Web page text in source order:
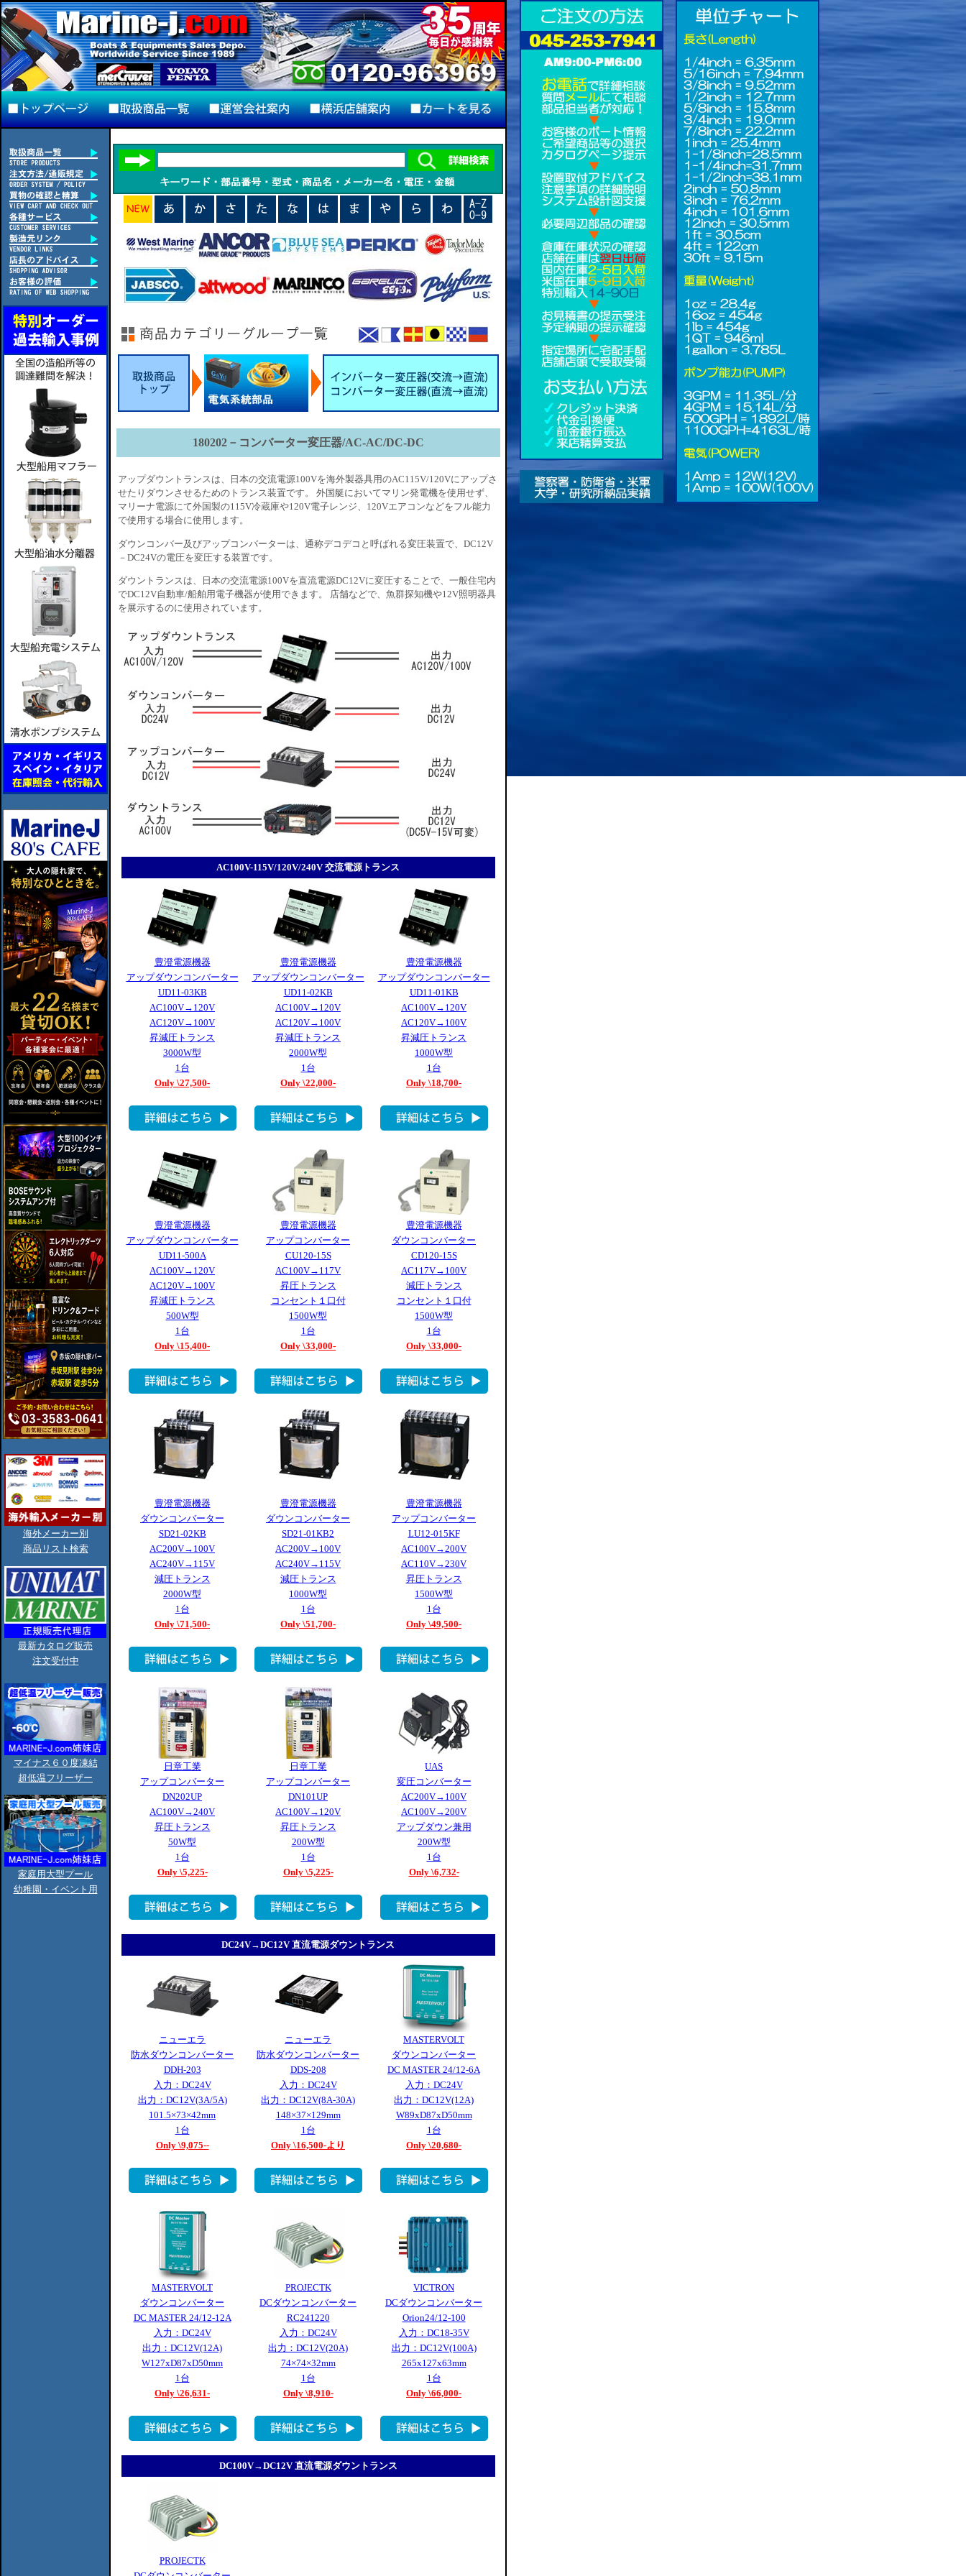
海外メーカー別
商品リスト検索
最新カタログ販売
注文受付中
マイナス６０度凍結
超低温フリーザー
家庭用大型プール
幼稚園・イベント用
180202－コンバーター変圧器/AC-AC/DC-DC
アップダウントランスは、日本の交流電源100Vを海外製器具用のAC115V/120Vにアップさ
せたりダウンさせるためのトランス装置です。 外国艇においてマリン発電機を使用せず、
マリーナ電源にて外国製の115V冷蔵庫や120V電子レンジ、120Vエアコンなどをフル能力
で使用する場合に使用します。
ダウンコンバー及びアップコンバーターは、通称デコデコと呼ばれる変圧装置で、DC12V
－DC24Vの電圧を変圧する装置です。
ダウントランスは、日本の交流電源100Vを直流電源DC12Vに変圧することで、一般住宅内
でDC12V自動車/船舶用電子機器が使用できます。 店舗などで、魚群探知機や12V照明器具
を展示するのに使用されています。
AC100V-115V/120V/240V 交流電源トランス
豊澄電源機器
アップダウンコンバーター
UD11-03KB
AC100V→120V
AC120V→100V
昇減圧トランス
3000W型
1台
Only \27,500-
豊澄電源機器
アップダウンコンバーター
UD11-02KB
AC100V→120V
AC120V→100V
昇減圧トランス
2000W型
1台
Only \22,000-
豊澄電源機器
アップダウンコンバーター
UD11-01KB
AC100V→120V
AC120V→100V
昇減圧トランス
1000W型
1台
Only \18,700-
豊澄電源機器
アップダウンコンバーター
UD11-500A
AC100V→120V
AC120V→100V
昇減圧トランス
500W型
1台
Only \15,400-
豊澄電源機器
アップコンバーター
CU120-15S
AC100V→117V
昇圧トランス
コンセント１口付
1500W型
1台
Only \33,000-
豊澄電源機器
ダウンコンバーター
CD120-15S
AC117V→100V
減圧トランス
コンセント１口付
1500W型
1台
Only \33,000-
豊澄電源機器
ダウンコンバーター
SD21-02KB
AC200V→100V
AC240V→115V
減圧トランス
2000W型
1台
Only \71,500-
豊澄電源機器
ダウンコンバーター
SD21-01KB2
AC200V→100V
AC240V→115V
減圧トランス
1000W型
1台
Only \51,700-
豊澄電源機器
アップコンバーター
LU12-015KF
AC100V→200V
AC110V→230V
昇圧トランス
1500W型
1台
Only \49,500-
日章工業
アップコンバーター
DN202UP
AC100V→240V
昇圧トランス
50W型
1台
Only \5,225-
日章工業
アップコンバーター
DN101UP
AC100V→120V
昇圧トランス
200W型
1台
Only \5,225-
UAS
変圧コンバーター
AC200V→100V
AC100V→200V
アップダウン兼用
200W型
1台
Only \6,732-
DC24V→DC12V 直流電源ダウントランス
ニューエラ
防水ダウンコンバーター
DDH-203
入力：DC24V
出力：DC12V(3A/5A)
101.5×73×42mm
1台
Only \9,075--
ニューエラ
防水ダウンコンバーター
DDS-208
入力：DC24V
出力：DC12V(8A-30A)
148×37×129mm
1台
Only \16,500-より
MASTERVOLT
ダウンコンバーター
DC MASTER 24/12-6A
入力：DC24V
出力：DC12V(12A)
W89xD87xD50mm
1台
Only \20,680-
MASTERVOLT
ダウンコンバーター
DC MASTER 24/12-12A
入力：DC24V
出力：DC12V(12A)
W127xD87xD50mm
1台
Only \26,631-
PROJECTK
DCダウンコンバーター
RC241220
入力：DC24V
出力：DC12V(20A)
74×74×32mm
1台
Only \8,910-
VICTRON
DCダウンコンバーター
Orion24/12-100
入力：DC18-35V
出力：DC12V(100A)
265x127x63mm
1台
Only \66,000-
DC100V→DC12V 直流電源ダウントランス
PROJECTK